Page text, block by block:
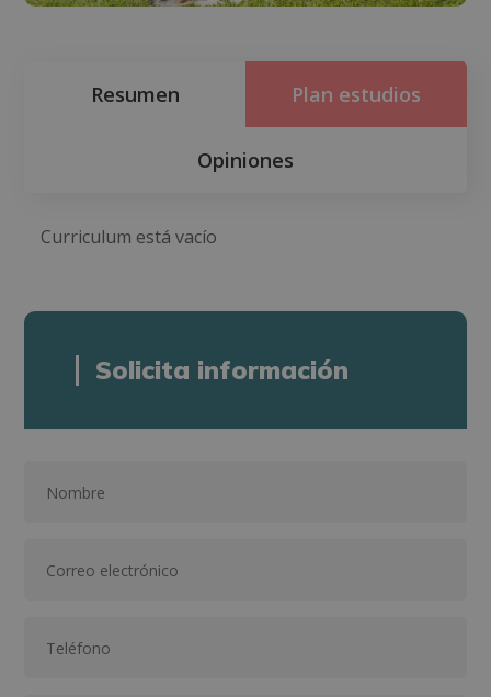
Resumen Plan estudios
Opiniones
Curriculum está vacío
Solicita información